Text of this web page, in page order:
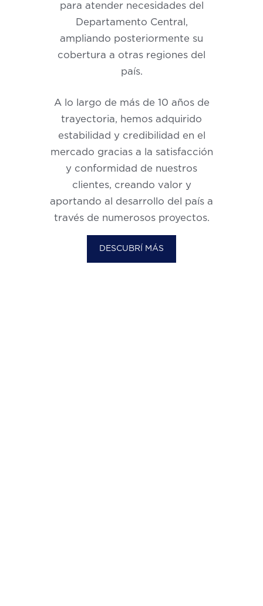
para atender necesidades del
Departamento Central,
ampliando posteriormente su
cobertura a otras regiones del
país.
A lo largo de más de 10 años de
trayectoria, hemos adquirido
estabilidad y credibilidad en el
mercado gracias a la satisfacción
y conformidad de nuestros
clientes, creando valor y
aportando al desarrollo del país a
través de numerosos proyectos.
DESCUBRÍ MÁS